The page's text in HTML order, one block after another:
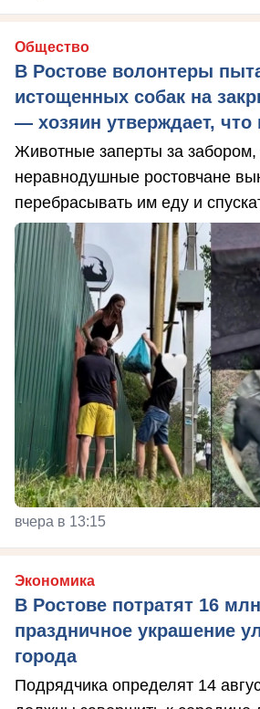
Общество
В Ростове волонтеры
истощенных собак на
— хозяин утверждает, что
Животные заперты за забором,
неравнодушные ростовчане
перебрасывать им еду и
вчера в 13:15
Экономика
В Ростове потратят 16
праздничное украшение
города
Подрядчика определят 14